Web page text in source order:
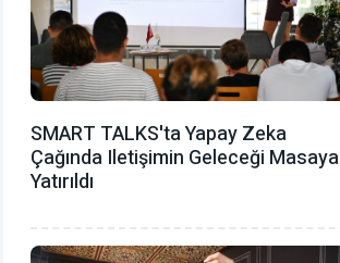
SMART TALKS'ta Yapay Zeka
Çağında Iletişimin Geleceği Masaya
Yatırıldı